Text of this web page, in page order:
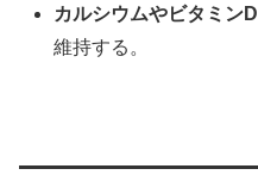
カルシウムやビタミンD
維持する。